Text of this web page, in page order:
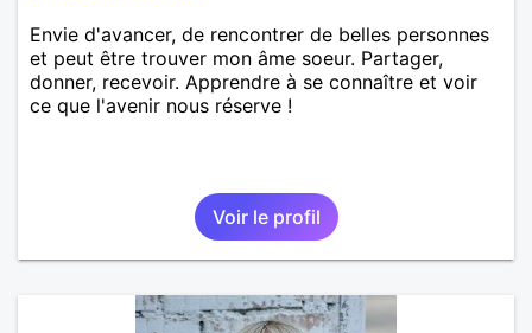
Envie d'avancer, de rencontrer de belles personnes
et peut être trouver mon âme soeur. Partager,
donner, recevoir. Apprendre à se connaître et voir
ce que l'avenir nous réserve !
Voir le profil